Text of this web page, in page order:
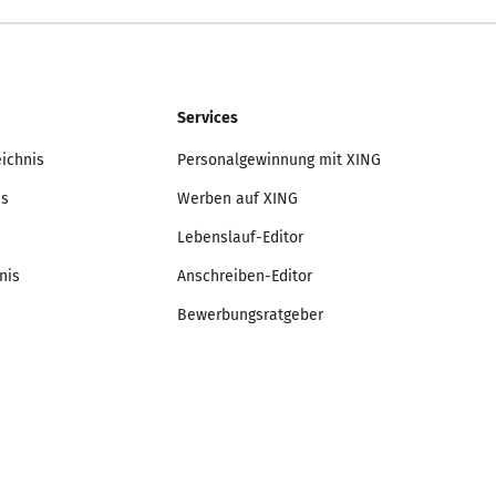
Services
Personalgewinnung mit XING
Werben auf XING
Lebenslauf-Editor
Anschreiben-Editor
Bewerbungsratgeber